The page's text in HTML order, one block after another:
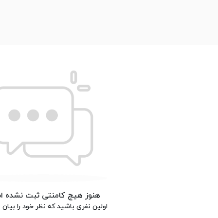
هنوز هیچ کامنتی ثبت نشده
اولین نفری باشید که نظر خود را